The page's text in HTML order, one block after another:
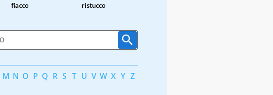
fiacco
ristucco
M N O P Q R S T U V W X Y Z